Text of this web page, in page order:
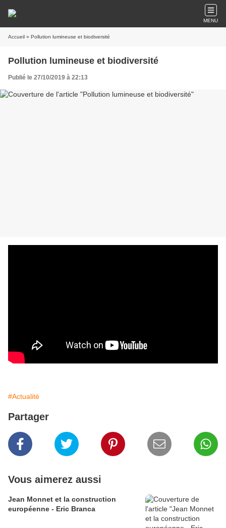
MENU
Accueil » Pollution lumineuse et biodiversité
Pollution lumineuse et biodiversité
Publié le 27/10/2019 à 22:13
#Actualité
Partager
Vous aimerez aussi
Jean Monnet et la construction
européenne - Eric Branca